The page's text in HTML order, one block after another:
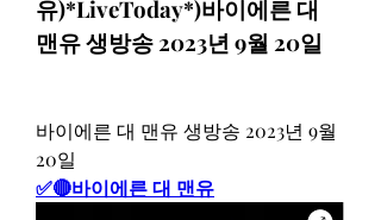
유)*LiveToday*)바이에른 대
맨유 생방송 2023년 9월 20일
바이에른 대 맨유 생방송 2023년 9월
20일
✅🔴바이에른 대 맨유